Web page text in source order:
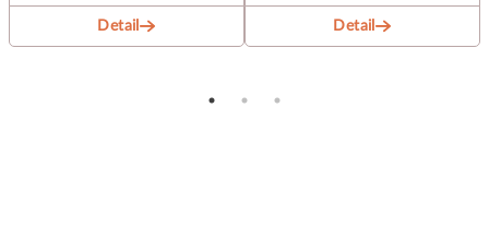
Detail Detail